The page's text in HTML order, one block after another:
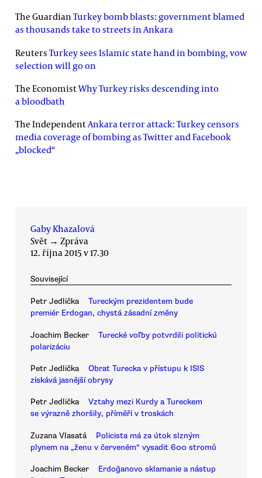
The Guardian Turkey bomb blasts: government blamed
as thousands take to streets in Ankara
Reuters Turkey sees Islamic state hand in bombing, vow
selection will go on
The EconomistWhy Turkey risks descending into
a bloodbath
The IndependentAnkara terror attack: Turkey censors
media coverage of bombing as Twitter and Facebook
„blocked“
Gaby Khazalová
Svět → Zpráva
12. října 2015 v 17.30
Související
Petr Jedlička
Tureckým prezidentem bude
premiér Erdogan, chystá zásadní změny
Joachim Becker
Turecké voľby potvrdili politickú
polarizáciu
Petr Jedlička
Obrat Turecka v přístupu k ISIS
získává jasnější obrysy
Petr Jedlička
Vztahy mezi Kurdy a Tureckem
se výrazně zhoršily, příměří v troskách
Zuzana Vlasatá
Policista má za útok slzným
plynem na „ženu v červeném“ vysadit 600 stromů
Joachim Becker
Erdoğanovo sklamanie a nástup